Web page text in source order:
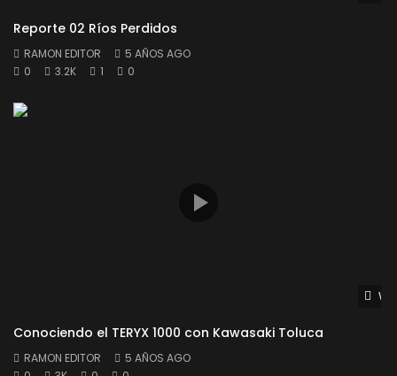
Reporte 02 Ríos Perdidos
RAMON EDITOR
5 AÑOS AGO
0
3.2K 1 0
Conociendo el TERYX 1000 con Kawasaki Toluca
RAMON EDITOR
5 AÑOS AGO